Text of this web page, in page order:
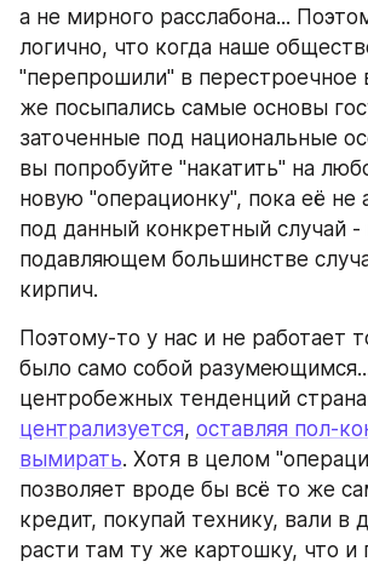
а не мирного расслабона...
логично, что когда наше
"перепрошили" в перестроечное
же посыпались самые основы
заточенные под национальные
вы попробуйте "накатить" на
новую "операционку", пока её не
под данный конкретный случай -
подавляющем большинстве
кирпич.
Поэтому-то у нас и не работает
было само собой
центробежных тенденций страна
централизуется, оставляя пол-
вымирать. Хотя в целом
позволяет вроде бы всё то же
кредит, покупай технику, вали в
расти там ту же картошку, что и